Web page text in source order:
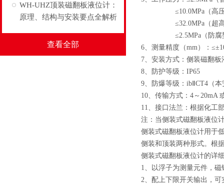
WH-UHZ顶装磁翻板液位计：
原理、结构与安装要点全解析
查看全部
≤10.0MPa（高压
≤32.0MPa（超高
≤2.5MPa（防腐
6、测量精度（mm）：
7、安装方式：侧装磁翻
8、防护等级：IP65
9、防爆等级：ibⅡCT4（
10、传输方式：4～20mA
11、接口法兰：根据化工
注：当侧装式磁翻板液位
侧装式磁翻板液位计用于
侧装和顶装两种形式。根
侧装式磁翻板液位计的详
1、以浮子为测量元件，
2、配上下限开关输出，